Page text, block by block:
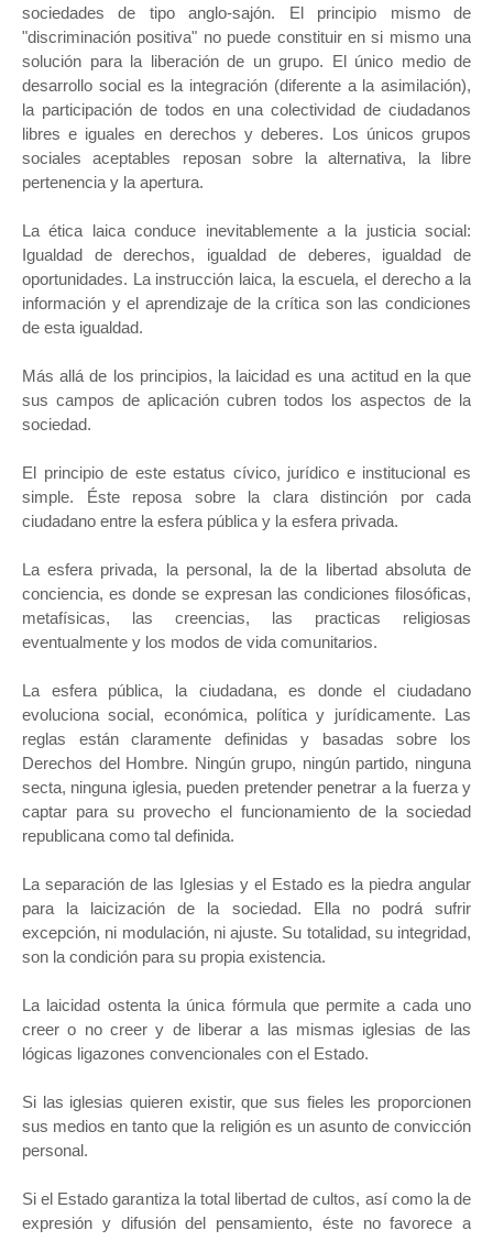
sociedades de tipo anglo-sajón. El principio mismo de
"discriminación positiva" no puede constituir en si mismo una
solución para la liberación de un grupo. El único medio de
desarrollo social es la integración (diferente a la asimilación),
la participación de todos en una colectividad de ciudadanos
libres e iguales en derechos y deberes. Los únicos grupos
sociales aceptables reposan sobre la alternativa, la libre
pertenencia y la apertura.
La ética laica conduce inevitablemente a la justicia social:
Igualdad de derechos, igualdad de deberes, igualdad de
oportunidades. La instrucción laica, la escuela, el derecho a la
información y el aprendizaje de la crítica son las condiciones
de esta igualdad.
Más allá de los principios, la laicidad es una actitud en la que
sus campos de aplicación cubren todos los aspectos de la
sociedad.
El principio de este estatus cívico, jurídico e institucional es
simple. Éste reposa sobre la clara distinción por cada
ciudadano entre la esfera pública y la esfera privada.
La esfera privada, la personal, la de la libertad absoluta de
conciencia, es donde se expresan las condiciones filosóficas,
metafísicas, las creencias, las practicas religiosas
eventualmente y los modos de vida comunitarios.
La esfera pública, la ciudadana, es donde el ciudadano
evoluciona social, económica, política y jurídicamente. Las
reglas están claramente definidas y basadas sobre los
Derechos del Hombre. Ningún grupo, ningún partido, ninguna
secta, ninguna iglesia, pueden pretender penetrar a la fuerza y
captar para su provecho el funcionamiento de la sociedad
republicana como tal definida.
La separación de las Iglesias y el Estado es la piedra angular
para la laicización de la sociedad. Ella no podrá sufrir
excepción, ni modulación, ni ajuste. Su totalidad, su integridad,
son la condición para su propia existencia.
La laicidad ostenta la única fórmula que permite a cada uno
creer o no creer y de liberar a las mismas iglesias de las
lógicas ligazones convencionales con el Estado.
Si las iglesias quieren existir, que sus fieles les proporcionen
sus medios en tanto que la religión es un asunto de convicción
personal.
Si el Estado garantiza la total libertad de cultos, así como la de
expresión y difusión del pensamiento, éste no favorece a